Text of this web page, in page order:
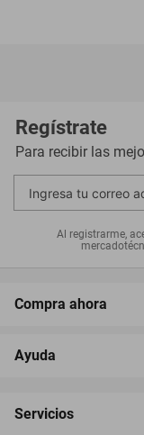
Regístrate
Para recibir las
Al registrarme,
Compra ahora
Ayuda
Servicios